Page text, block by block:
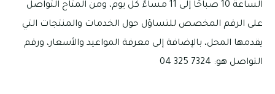
الساعة 10 صباحًا إلى 11 مساءً كل يوم، ومن المتاح التواصل
على الرقم المخصص للتساؤل حول الخدمات والمنتجات التي
يقدمها المحل، بالإضافة إلى معرفة المواعيد والأسعار، ورقم
التواصل هو: 7324 325 04